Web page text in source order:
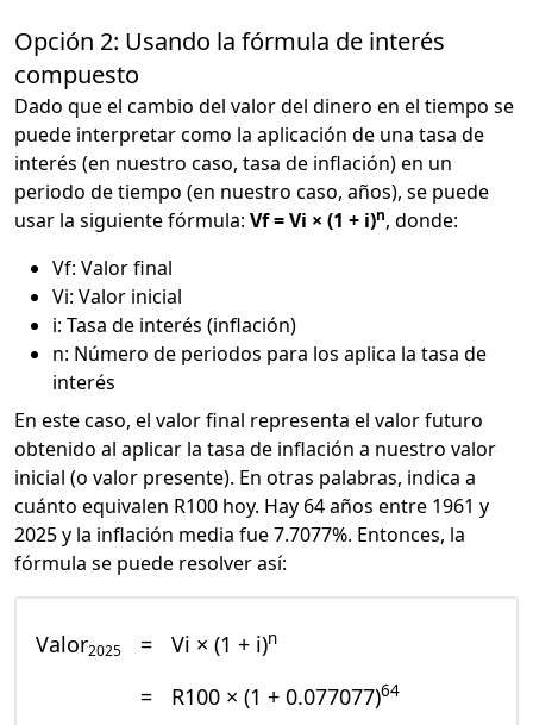
Opción 2: Usando la fórmula de interés
compuesto
Dado que el cambio del valor del dinero en el tiempo se
puede interpretar como la aplicación de una tasa de
interés (en nuestro caso, tasa de inflación) en un
periodo de tiempo (en nuestro caso, años), se puede
usar la siguiente fórmula: Vf = Vi × (1 + i)n, donde:
Vf: Valor final
Vi: Valor inicial
i: Tasa de interés (inflación)
n: Número de periodos para los aplica la tasa de
interés
En este caso, el valor final representa el valor futuro
obtenido al aplicar la tasa de inflación a nuestro valor
inicial (o valor presente). En otras palabras, indica a
cuánto equivalen R100 hoy. Hay 64 años entre 1961 y
2025 y la inflación media fue 7.7077%. Entonces, la
fórmula se puede resolver así:
Valor2025 = Vi × (1 + i)n
= R100 × (1 + 0.077077)64